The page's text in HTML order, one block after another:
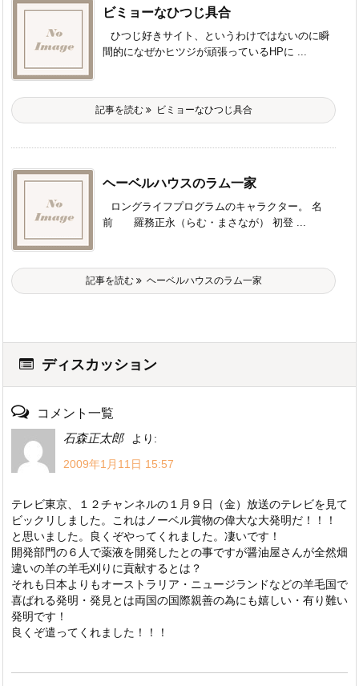
ビミョーなひつじ具合
ひつじ好きサイト、というわけではないのに瞬
間的になぜかヒツジが頑張っているHPに ...
記事を読む ビミョーなひつじ具合
ヘーベルハウスのラム一家
ロングライフプログラムのキャラクター。 名
前 羅務正永（らむ・まさなが） 初登 ...
記事を読む ヘーベルハウスのラム一家
ディスカッション
コメント一覧
石森正太郎
より:
2009年1月11日 15:57
テレビ東京、１２チャンネルの１月９日（金）放送のテレビを見て
ビックリしました。これはノーベル賞物の偉大な大発明だ！！！
と思いました。良くぞやってくれました。凄いです！
開発部門の６人で薬液を開発したとの事ですが醤油屋さんが全然畑
違いの羊の羊毛刈りに貢献するとは？
それも日本よりもオーストラリア・ニュージランドなどの羊毛国で
喜ばれる発明・発見とは両国の国際親善の為にも嬉しい・有り難い
発明です！
良くぞ遣ってくれました！！！